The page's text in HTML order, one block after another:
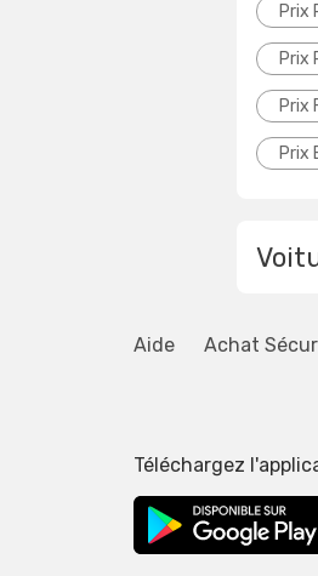
Prix
Prix
Prix
Prix
Aide Achat
Téléchargez